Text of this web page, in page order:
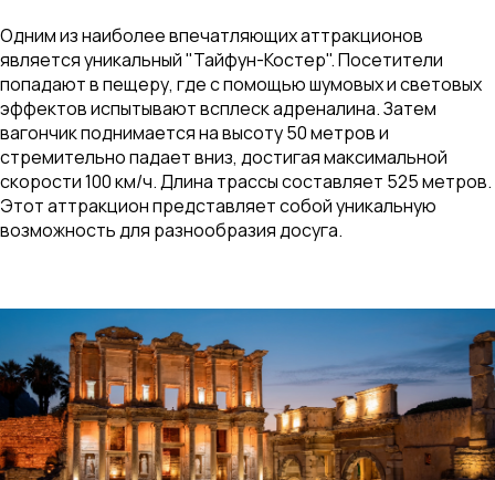
Одним из наиболее впечатляющих аттракционов
является уникальный "Тайфун-Костер". Посетители
попадают в пещеру, где с помощью шумовых и световых
эффектов испытывают всплеск адреналина. Затем
вагончик поднимается на высоту 50 метров и
стремительно падает вниз, достигая максимальной
скорости 100 км/ч. Длина трассы составляет 525 метров.
Этот аттракцион представляет собой уникальную
возможность для разнообразия досуга.